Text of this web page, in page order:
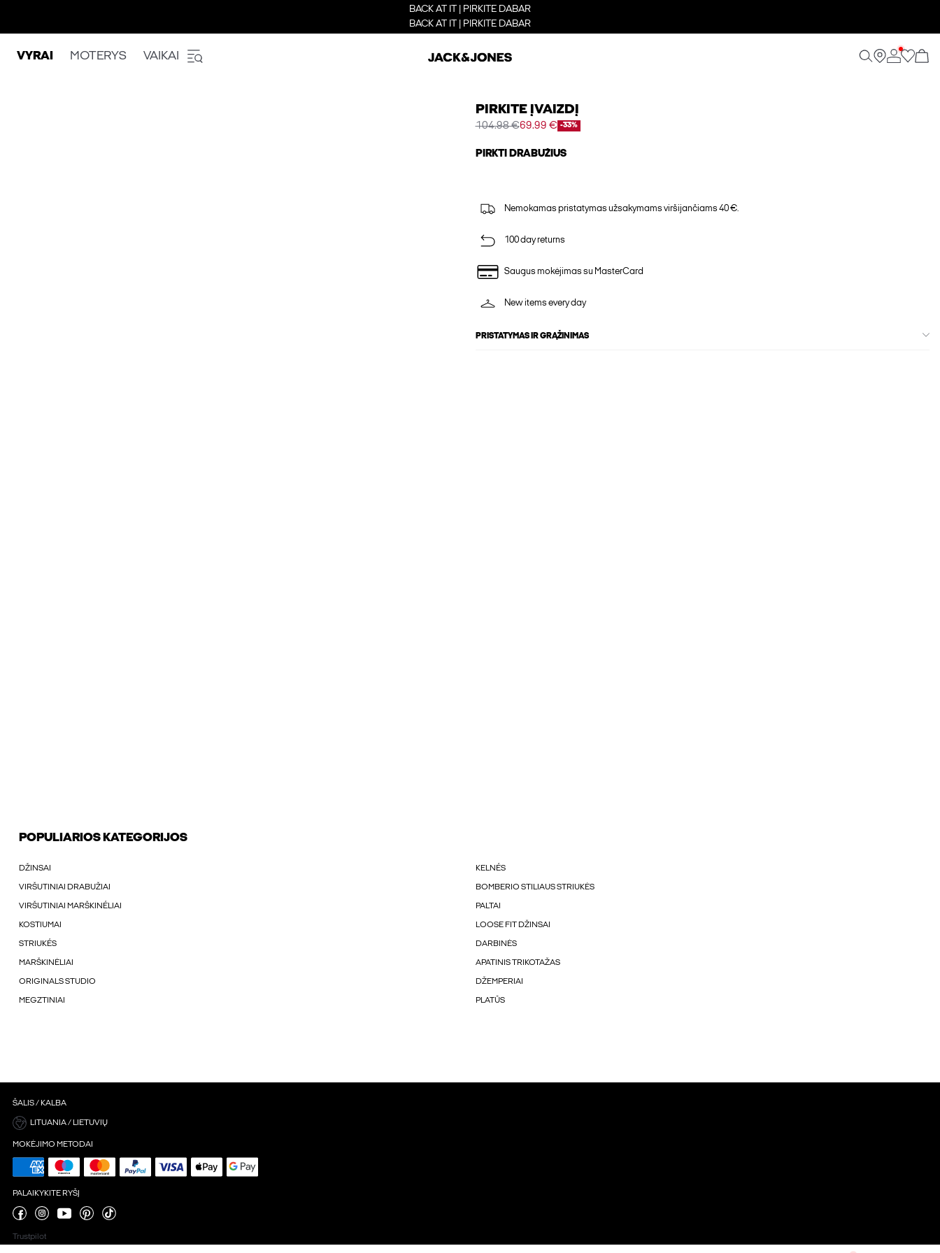
BACK AT IT | PIRKITE DABAR
BACK AT IT | PIRKITE DABAR
VYRAI MOTERYS VAIKAI
PIRKITE ĮVAIZDĮ
104.98 €69.99 € -33%
PIRKTI DRABUŽIUS
Nemokamas pristatymas užsakymams viršijančiams 40 €.
100 day returns
Saugus mokėjimas su MasterCard
New items every day
PRISTATYMAS IR GRĄŽINIMAS
POPULIARIOS KATEGORIJOS
DŽINSAI KELNÉS
VIRŠUTINIAI DRABUŽIAI BOMBERIO STILIAUS STRIUKĖS
VIRŠUTINIAI MARŠKINÉLIAI PALTAI
KOSTIUMAI LOOSE FIT DŽINSAI
STRIUKÉS DARBINĖS
MARŠKINĖLIAI APATINIS TRIKOTAŽAS
ORIGINALS STUDIO DŽEMPERIAI
MEGZTINIAI PLATŪS
ŠALIS / KALBA
LITUANIA / LIETUVIŲ
MOKĖJIMO METODAI
PALAIKYKITE RYŠĮ
Trustpilot